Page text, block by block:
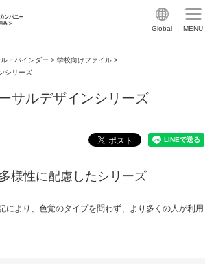
Global MENU
・バインダー >学校向けファイル >
シリーズ
サルデザインシリーズ
様性に配慮したシリーズ
により、色覚のタイプを問わず、より多くの人が利用